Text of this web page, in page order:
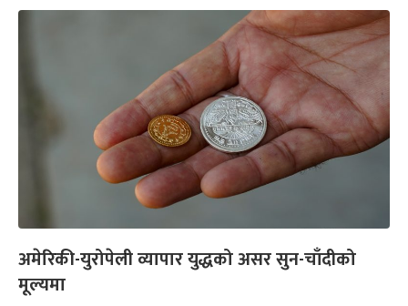
अमेरिकी-युरोपेली व्यापार युद्धको असर सुन-चाँदीको
मूल्यमा